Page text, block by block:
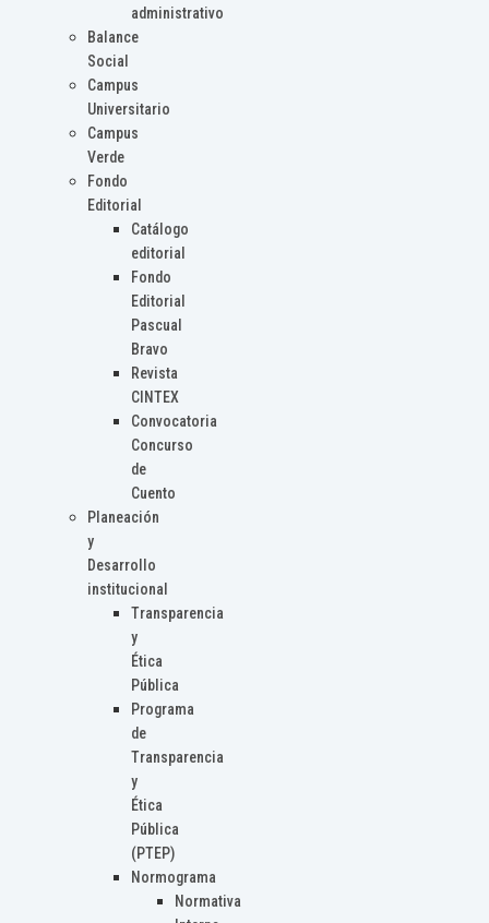
administrativo
Balance
Social
Campus
Universitario
Campus
Verde
Fondo
Editorial
Catálogo
editorial
Fondo
Editorial
Pascual
Bravo
Revista
CINTEX
Convocatoria
Concurso
de
Cuento
Planeación
y
Desarrollo
institucional
Transparencia
y
Ética
Pública
Programa
de
Transparencia
y
Ética
Pública
(PTEP)
Normograma
Normativa